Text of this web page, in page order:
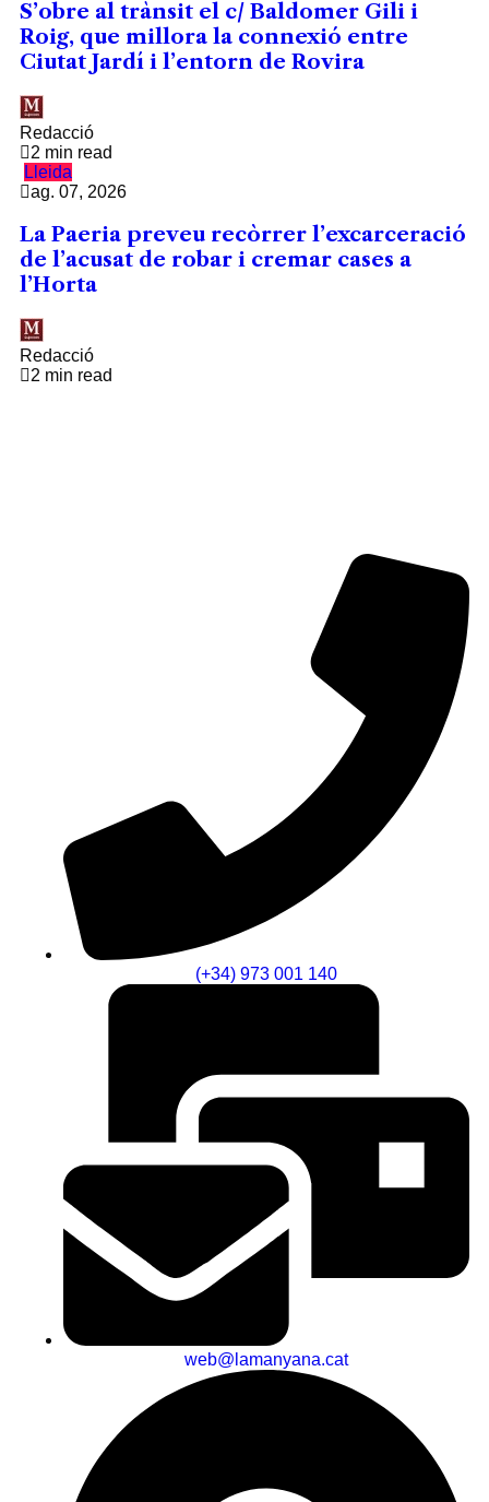
S’obre al trànsit el c/ Baldomer Gili i
Roig, que millora la connexió entre
Ciutat Jardí i l’entorn de Rovira
Redacció
2 min read
Lleida
ag. 07, 2026
La Paeria preveu recòrrer l’excarceració
de l’acusat de robar i cremar cases a
l’Horta
Redacció
2 min read
(+34) 973 001 140
web@lamanyana.cat